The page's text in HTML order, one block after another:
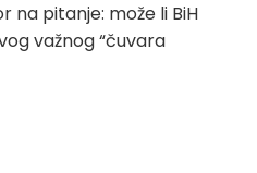
na pitanje: može li BiH
važnog “čuvara